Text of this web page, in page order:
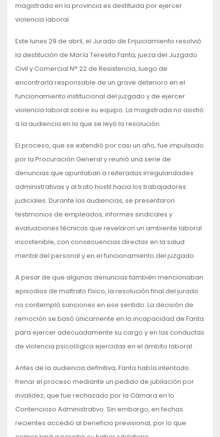
magistrada en la provincia es destituida por ejercer
violencia laboral.
Este lunes 29 de abril, el Jurado de Enjuiciamiento resolvió
la destitución de María Teresita Fanta, jueza del Juzgado
Civil y Comercial N° 22 de Resistencia, luego de
encontrarla responsable de un grave deterioro en el
funcionamiento institucional del juzgado y de ejercer
violencia laboral sobre su equipo. La magistrada no asistió
a la audiencia en la que se leyó la resolución.
El proceso, que se extendió por casi un año, fue impulsado
por la Procuración General y reunió una serie de
denuncias que apuntaban a reiteradas irregularidades
administrativas y al trato hostil hacia los trabajadores
judiciales. Durante las audiencias, se presentaron
testimonios de empleados, informes sindicales y
evaluaciones técnicas que revelaron un ambiente laboral
insostenible, con consecuencias directas en la salud
mental del personal y en el funcionamiento del juzgado.
A pesar de que algunas denuncias también mencionaban
episodios de maltrato físico, la resolución final del jurado
no contempló sanciones en ese sentido. La decisión de
remoción se basó únicamente en la incapacidad de Fanta
para ejercer adecuadamente su cargo y en las conductas
de violencia psicológica ejercidas en el ámbito laboral.
Antes de la audiencia definitiva, Fanta había intentado
frenar el proceso mediante un pedido de jubilación por
invalidez, que fue rechazado por la Cámara en lo
Contencioso Administrativo. Sin embargo, en fechas
recientes accedió al beneficio previsional, por lo que